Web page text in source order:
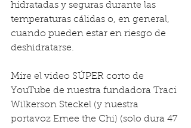
hidratadas y seguras durante las
temperaturas cálidas o, en general,
cuando pueden estar en riesgo de
deshidratarse.
Mire el video SÚPER corto de
YouTube de nuestra fundadora Traci
Wilkerson Steckel (y nuestra
portavoz Emee the Chi) (solo dura 47